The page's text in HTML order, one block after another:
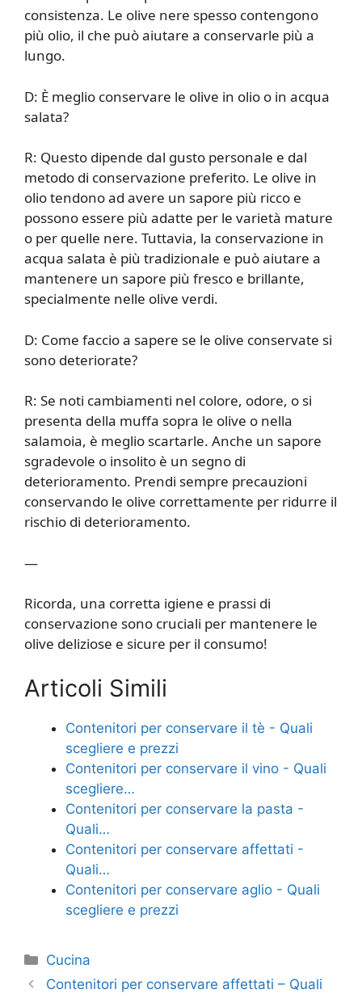
consistenza. Le olive nere spesso contengono
più olio, il che può aiutare a conservarle più a
lungo.
D: È meglio conservare le olive in olio o in acqua
salata?
R: Questo dipende dal gusto personale e dal
metodo di conservazione preferito. Le olive in
olio tendono ad avere un sapore più ricco e
possono essere più adatte per le varietà mature
o per quelle nere. Tuttavia, la conservazione in
acqua salata è più tradizionale e può aiutare a
mantenere un sapore più fresco e brillante,
specialmente nelle olive verdi.
D: Come faccio a sapere se le olive conservate si
sono deteriorate?
R: Se noti cambiamenti nel colore, odore, o si
presenta della muffa sopra le olive o nella
salamoia, è meglio scartarle. Anche un sapore
sgradevole o insolito è un segno di
deterioramento. Prendi sempre precauzioni
conservando le olive correttamente per ridurre il
rischio di deterioramento.
—
Ricorda, una corretta igiene e prassi di
conservazione sono cruciali per mantenere le
olive deliziose e sicure per il consumo!
Articoli Simili
Contenitori per conservare il tè - Quali
scegliere e prezzi
Contenitori per conservare il vino - Quali
scegliere…
Contenitori per conservare la pasta -
Quali…
Contenitori per conservare affettati -
Quali…
Contenitori per conservare aglio - Quali
scegliere e prezzi
Categorie
Cucina
Contenitori per conservare affettati – Quali